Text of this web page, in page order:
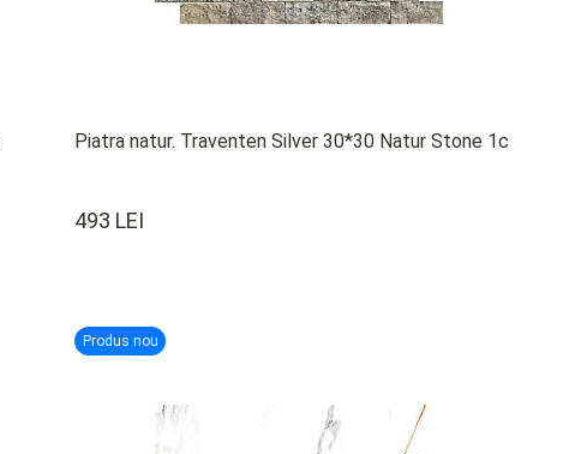
Piatra natur. Traventen Silver 30*30 Natur Stone 1c
493 LEI
Produs nou